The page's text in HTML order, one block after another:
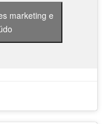
marketing e